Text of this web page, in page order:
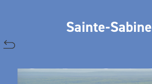
Sainte-Sabine